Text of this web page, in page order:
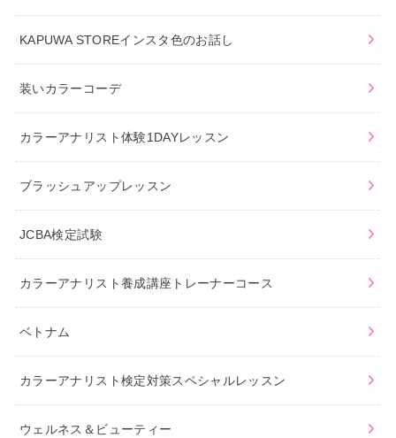
KAPUWA STOREインスタ色のお話し
装いカラーコーデ
カラーアナリスト体験1DAYレッスン
ブラッシュアップレッスン
JCBA検定試験
カラーアナリスト養成講座トレーナーコース
ベトナム
カラーアナリスト検定対策スペシャルレッスン
ウェルネス＆ビューティー